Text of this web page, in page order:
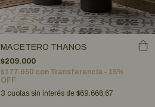
MACETERO THANOS
$209.000
$177.650 con Transferencia – 15%
OFF
3 cuotas sin interés de$69.666,67